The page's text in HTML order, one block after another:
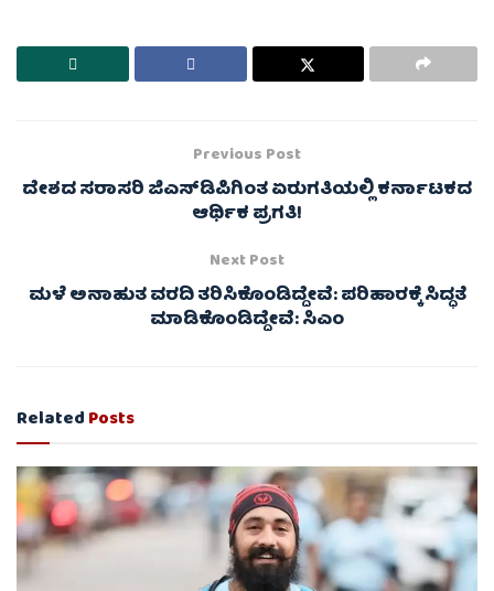
Previous Post
ದೇಶದ ಸರಾಸರಿ ಜಿಎಸ್‌ಡಿಪಿಗಿಂತ ಏರುಗತಿಯಲ್ಲಿ ಕರ್ನಾಟಕದ
ಆರ್ಥಿಕ ಪ್ರಗತಿ!
Next Post
ಮಳೆ ಅನಾಹುತ ವರದಿ ತರಿಸಿಕೊಂಡಿದ್ದೇವೆ: ಪರಿಹಾರಕ್ಕೆ ಸಿದ್ಧತೆ
ಮಾಡಿಕೊಂಡಿದ್ದೇವೆ: ಸಿಎಂ
RelatedPosts